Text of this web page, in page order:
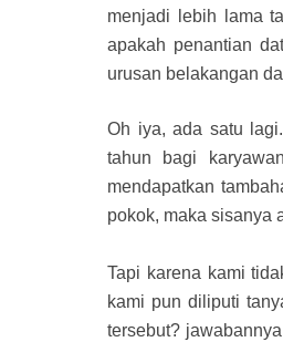
menjadi lebih lama
apakah penantian
urusan belakangan
Oh iya, ada satu
tahun bagi
mendapatkan
pokok, maka sisanya
Tapi karena kami
kami pun diliputi
tersebut?